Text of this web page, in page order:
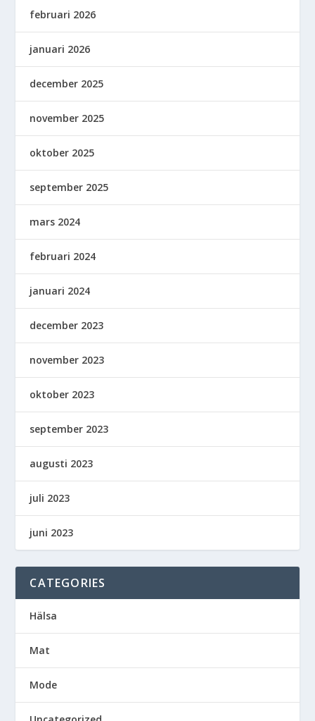
februari 2026
januari 2026
december 2025
november 2025
oktober 2025
september 2025
mars 2024
februari 2024
januari 2024
december 2023
november 2023
oktober 2023
september 2023
augusti 2023
juli 2023
juni 2023
CATEGORIES
Hälsa
Mat
Mode